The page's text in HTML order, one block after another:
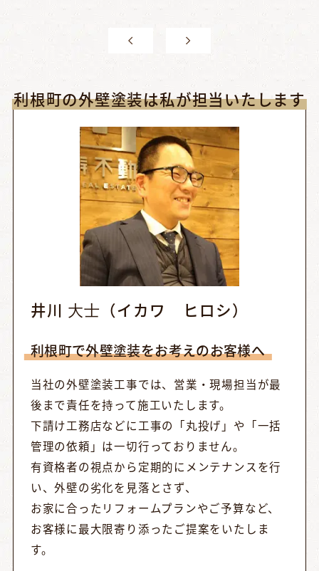
利根町の外壁塗装は私が担当いたします
井川 ⼤⼠（イカワ ヒロシ）
利根町で外壁塗装をお考えのお客様へ
当社の外壁塗装工事では、営業・現場担当が最
後まで責任を持って施工いたします。
下請け工務店などに工事の「丸投げ」や「一括
管理の依頼」は一切行っておりません。
有資格者の視点から定期的にメンテナンスを行
い、外壁の劣化を見落とさず、
お家に合ったリフォームプランやご予算など、
お客様に最大限寄り添ったご提案をいたしま
す。